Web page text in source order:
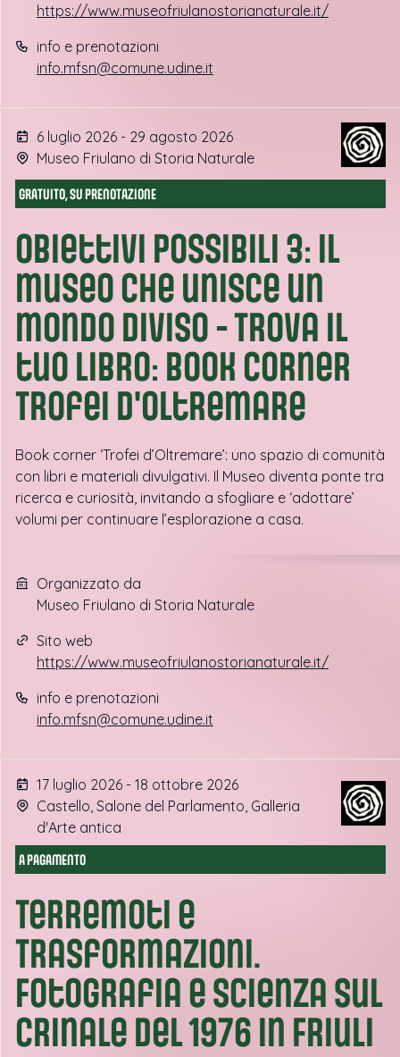
https://www.museofriulanostorianaturale.it/
info e prenotazioni
info.mfsn@comune.udine.it
6 luglio 2026 - 29 agosto 2026
Museo Friulano di Storia Naturale
GRATUITO, SU PRENOTAZIONE
Obiettivi possibili 3: il
museo che unisce un
mondo diviso - Trova il
tuo libro: book corner
Trofei d'oltremare
Book corner ‘Trofei d’Oltremare’: uno spazio di comunità
con libri e materiali divulgativi. Il Museo diventa ponte tra
ricerca e curiosità, invitando a sfogliare e ‘adottare’
volumi per continuare l’esplorazione a casa.
Organizzato da
Museo Friulano di Storia Naturale
Sito web
https://www.museofriulanostorianaturale.it/
info e prenotazioni
info.mfsn@comune.udine.it
17 luglio 2026 - 18 ottobre 2026
Castello, Salone del Parlamento, Galleria
d'Arte antica
A PAGAMENTO
Terremoti e
Trasformazioni.
Fotografia e scienza sul
crinale del 1976 in Friuli